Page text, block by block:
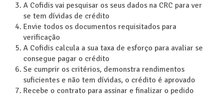
A Cofidis vai pesquisar os seus dados na CRC para ver
se tem dívidas de crédito
Envie todos os documentos requisitados para
verificação
A Cofidis calcula a sua taxa de esforço para avaliar se
consegue pagar o crédito
Se cumprir os critérios, demonstra rendimentos
suficientes e não tem dívidas, o crédito é aprovado
Recebe o contrato para assinar e finalizar o pedido